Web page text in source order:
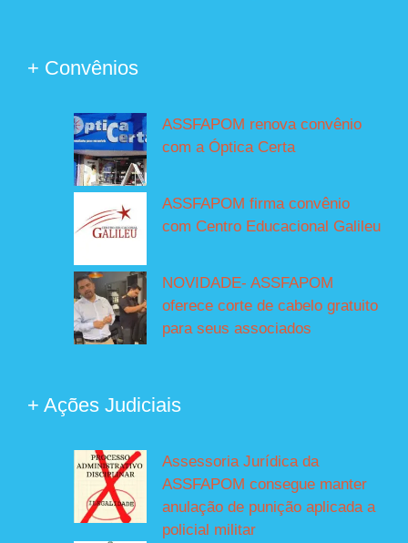
+ Convênios
ASSFAPOM renova convênio
com a Óptica Certa
ASSFAPOM firma convênio
com Centro Educacional Galileu
NOVIDADE- ASSFAPOM
oferece corte de cabelo gratuito
para seus associados
+ Ações Judiciais
Assessoria Jurídica da
ASSFAPOM consegue manter
anulação de punição aplicada a
policial militar